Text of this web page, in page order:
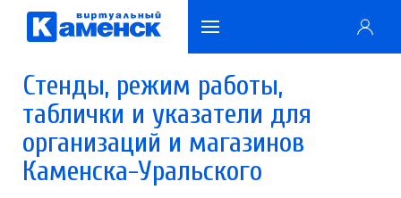
Стенды, режим работы,
таблички и указатели для
организаций и магазинов
Каменска-Уральского